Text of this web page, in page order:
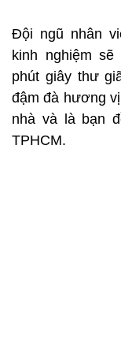
Đội ngũ nhân
kinh nghiệm
phút giây thư
đậm đà hương
nhà và là bạn
TPHCM.